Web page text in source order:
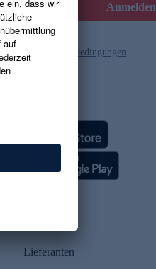
Anmelden
und die Gutscheinbedingungen
Lieferanten